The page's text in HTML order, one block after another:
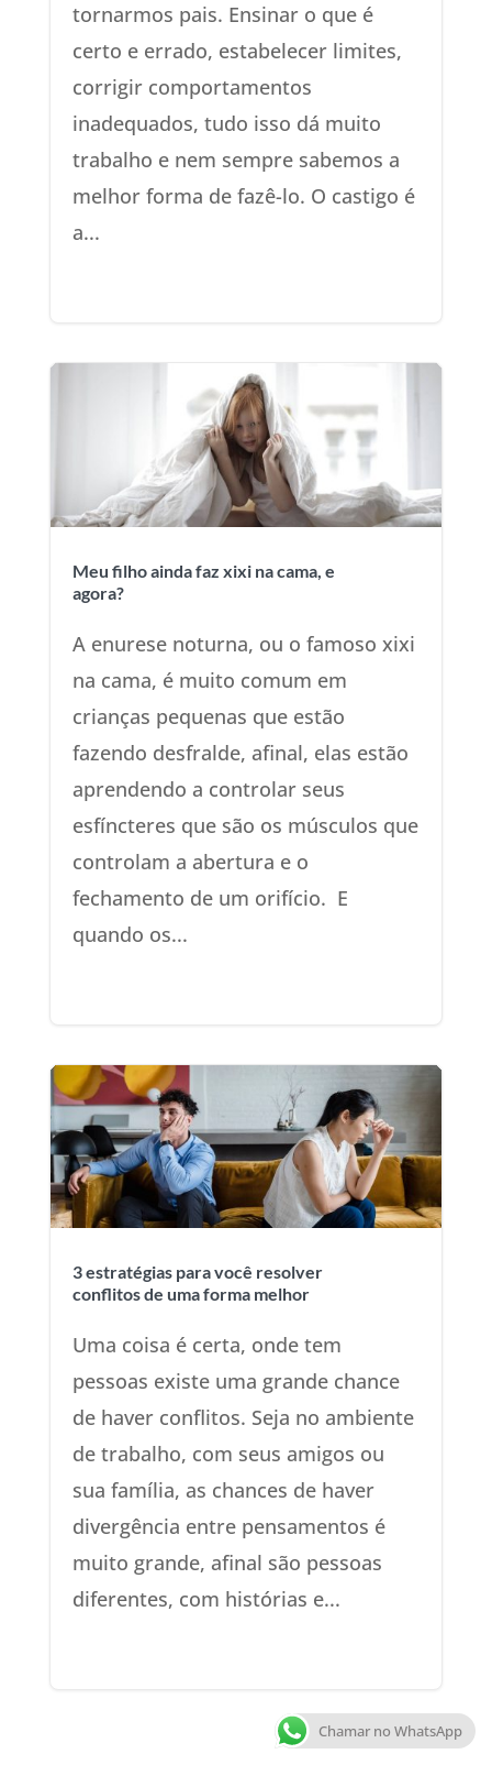
tornarmos pais. Ensinar o que é
certo e errado, estabelecer limites,
corrigir comportamentos
inadequados, tudo isso dá muito
trabalho e nem sempre sabemos a
melhor forma de fazê-lo. O castigo é
a...
Meu filho ainda faz xixi na cama, e
agora?
A enurese noturna, ou o famoso xixi
na cama, é muito comum em
crianças pequenas que estão
fazendo desfralde, afinal, elas estão
aprendendo a controlar seus
esfíncteres que são os músculos que
controlam a abertura e o
fechamento de um orifício. E
quando os...
3 estratégias para você resolver
conflitos de uma forma melhor
Uma coisa é certa, onde tem
pessoas existe uma grande chance
de haver conflitos. Seja no ambiente
de trabalho, com seus amigos ou
sua família, as chances de haver
divergência entre pensamentos é
muito grande, afinal são pessoas
diferentes, com histórias e...
Chamar no WhatsApp